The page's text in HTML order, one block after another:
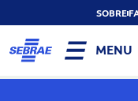
SOBRE
MENU